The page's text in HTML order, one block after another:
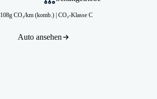
108g CO₂/km (komb.) | CO₂-Klasse C
Auto ansehen